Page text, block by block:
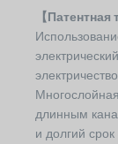
【Патентная
длинным
и долгий